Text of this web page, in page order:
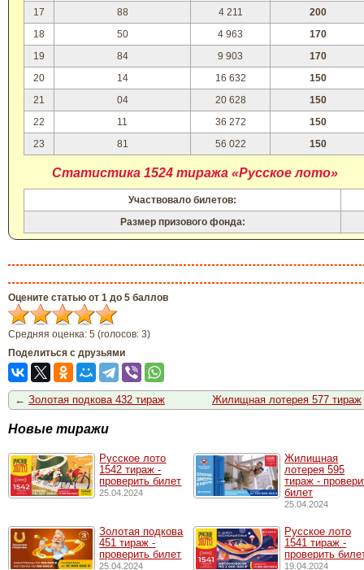
17
88 4 211
200
18
50 4 963
170
19
84 9 903
170
20
14 16 632
150
21
04 20 628
150
22
11 36 272
150
23
81 56 022 150
Статистика 1524 тиража «Русское лото»
Участвовало билетов:
Размер призового фонда:
Оцените статью от 1 до 5 баллов
Средняя оценка: 5 (голосов: 3)
Поделиться с друзьями
← Золотая подкова 432 тираж Жилищная лотерея 577 тираж
Новые тиражи
Русское лото
1542 тирaж -
проверить билет
25.04.2024
Жилищная
лотерея 595
тираж -
билет
25.04.2024
Золотая подкова
451 тираж -
проверить билет
25.04.2024
Русское лото
1541 тирaж -
проверить
19.04.2024